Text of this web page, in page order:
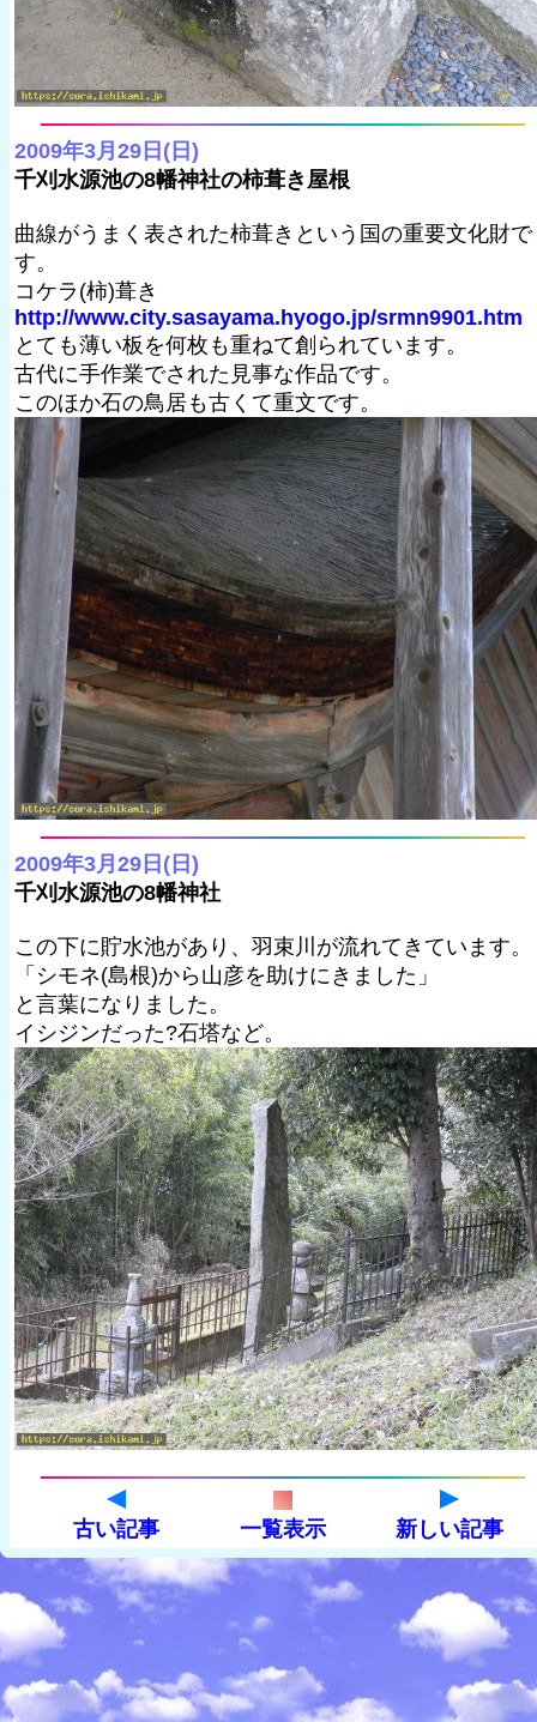
2009年3月29日(日)
千刈水源池の8幡神社の柿葺き屋根
曲線がうまく表された柿葺きという国の重要文化財で
す。
コケラ(柿)葺き
http://www.city.sasayama.hyogo.jp/srmn9901.htm
とても薄い板を何枚も重ねて創られています。
古代に手作業でされた見事な作品です。
このほか石の鳥居も古くて重文です。
2009年3月29日(日)
千刈水源池の8幡神社
この下に貯水池があり、羽束川が流れてきています。
「シモネ(島根)から山彦を助けにきました」
と言葉になりました。
イシジンだった?石塔など。
古い記事 一覧表示 新しい記事